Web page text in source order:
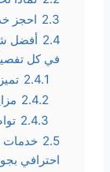
2.3 احجز
2.4 أفضل
في كل
2.4.1
2.4.2
2.4.3
2.5 خدمات
احترافي